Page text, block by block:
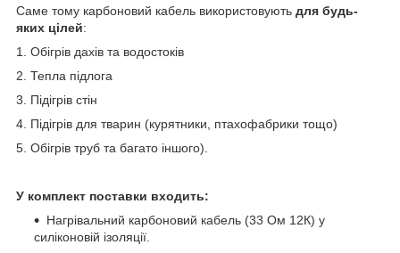
Саме тому карбоновий кабель використовують для будь-
яких цілей:
1. Обігрів дахів та водостоків
2. Тепла підлога
3. Підігрів стін
4. Підігрів для тварин (курятники, птахофабрики тощо)
5. Обігрів труб та багато іншого).
У комплект поставки входить:
Нагрівальний карбоновий кабель (33 Ом 12К) у
силіконовій ізоляції.